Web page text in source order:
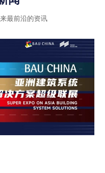
进。
最前沿的资讯